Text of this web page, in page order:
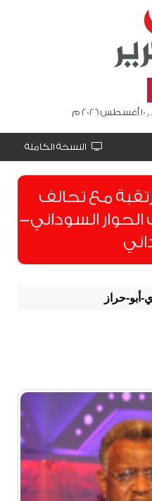
النسخة الكاملة
مع تحالف
السوداني-
أبو-حراز